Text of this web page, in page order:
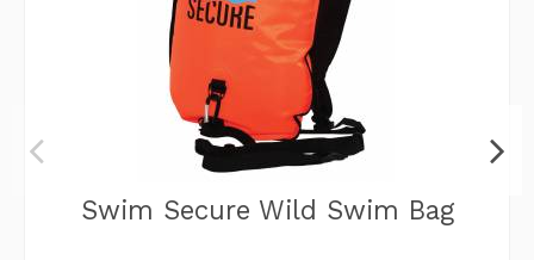
Swim Secure Wild Swim Bag